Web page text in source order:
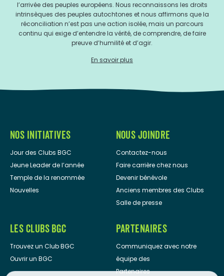
l’arrivée des peuples européens. Nous reconnaissons les droits
intrinsèques des peuples autochtones et nous affirmons que la
réconciliation n’est pas une action isolée, mais un parcours
continu qui exige d’entendre la vérité, de comprendre, de faire
preuve d’humilité et d’agir.
En savoir plus
NOS INITIATIVES
Jour des Clubs BGC
Jeune Leader de l’année
Temple de la renommée
Nouvelles
NOUS JOINDRE
Contactez-nous
Faire carrière chez nous
Devenir bénévole
Anciens membres des Clubs
Salle de presse
LES CLUBS BGC
Trouvez un Club BGC
Ouvrir un BGC
PARTENAIRES
Communiquez avec notre
équipe des
Partenaires